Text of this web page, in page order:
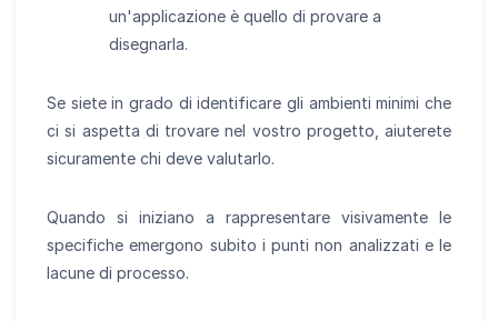
un'applicazione è quello di provare a
disegnarla.
Se siete in grado di identificare gli ambienti minimi che
ci si aspetta di trovare nel vostro progetto, aiuterete
sicuramente chi deve valutarlo.
Quando si iniziano a rappresentare visivamente le
specifiche emergono subito i punti non analizzati e le
lacune di processo.